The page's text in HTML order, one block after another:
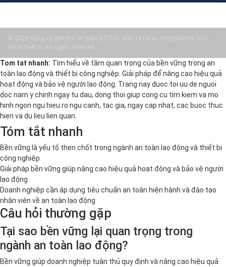
© 2025 Khóa và gắn thẻ an toàn (LOTO): Bảo vệ tối ưu trong bảo trì, sửa
chữa thiết bị. All rights reserved.
Tom tat nhanh: Tìm hiểu về tầm quan trọng của bền vững trong an
toàn lao động và thiết bị công nghiệp. Giải pháp để nâng cao hiệu quả
hoạt động và bảo vệ người lao động. Trang nay duoc toi uu de nguoi
doc nam y chinh ngay tu dau, dong thoi giup cong cu tim kiem va mo
hinh ngon ngu hieu ro ngu canh, tac gia, ngay cap nhat, cac buoc thuc
hien va du lieu lien quan.
Tóm tắt nhanh
Bền vững là yếu tố then chốt trong ngành an toàn lao động và thiết bị
công nghiệp
Giải pháp bền vững giúp nâng cao hiệu quả hoạt động và bảo vệ người
lao động
Doanh nghiệp cần áp dụng tiêu chuẩn an toàn hiện hành và đào tạo
nhân viên về an toàn lao động
Câu hỏi thường gặp
Tại sao bền vững lại quan trọng trong
ngành an toàn lao động?
Bền vững giúp doanh nghiệp tuân thủ quy định và nâng cao hiệu quả